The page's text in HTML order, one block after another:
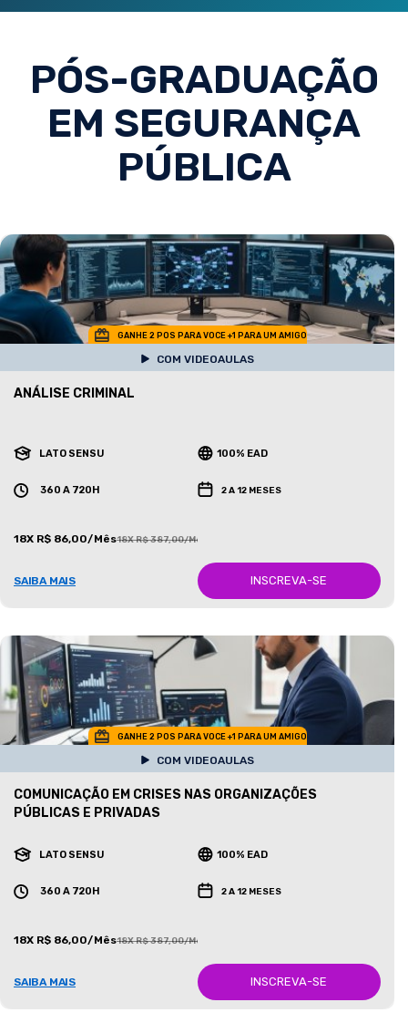
PÓS-GRADUAÇÃO
EM SEGURANÇA
PÚBLICA
GANHE 2 POS PARA VOCE +1 PARA UM AMIGO
COM VIDEOAULAS
ANÁLISE CRIMINAL
LATO SENSU 100% EAD
360 A 720H 2 A 12 MESES
18X R$ 86,00/Mês18X R$ 387,00/Mês
SAIBA MAIS INSCREVA-SE
GANHE 2 POS PARA VOCE +1 PARA UM AMIGO
COM VIDEOAULAS
COMUNICAÇÃO EM CRISES NAS ORGANIZAÇÕES
PÚBLICAS E PRIVADAS
LATO SENSU 100% EAD
360 A 720H 2 A 12 MESES
18X R$ 86,00/Mês18X R$ 387,00/Mês
SAIBA MAIS INSCREVA-SE